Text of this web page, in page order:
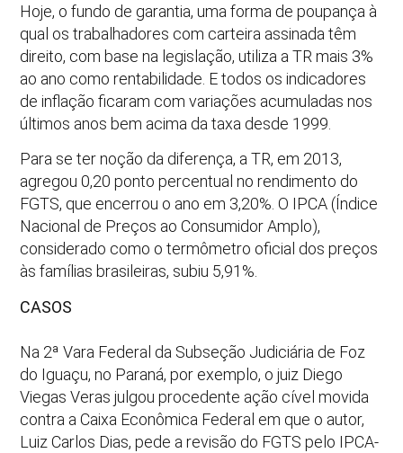
Hoje, o fundo de garantia, uma forma de poupança à
qual os trabalhadores com carteira assinada têm
direito, com base na legislação, utiliza a TR mais 3%
ao ano como rentabilidade. E todos os indicadores
de inflação ficaram com variações acumuladas nos
últimos anos bem acima da taxa desde 1999.
Para se ter noção da diferença, a TR, em 2013,
agregou 0,20 ponto percentual no rendimento do
FGTS, que encerrou o ano em 3,20%. O IPCA (Índice
Nacional de Preços ao Consumidor Amplo),
considerado como o termômetro oficial dos preços
às famílias brasileiras, subiu 5,91%.
CASOS
Na 2ª Vara Federal da Subseção Judiciária de Foz
do Iguaçu, no Paraná, por exemplo, o juiz Diego
Viegas Veras julgou procedente ação cível movida
contra a Caixa Econômica Federal em que o autor,
Luiz Carlos Dias, pede a revisão do FGTS pelo IPCA-